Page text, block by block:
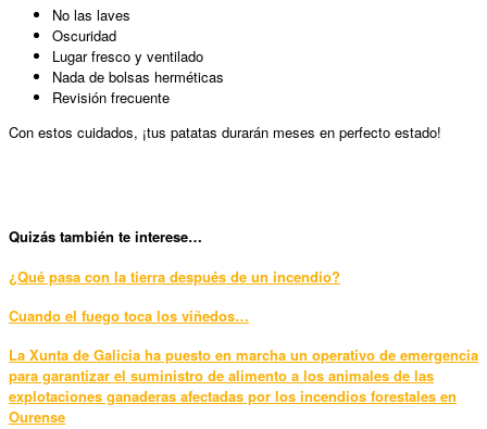
No las laves
Oscuridad
Lugar fresco y ventilado
Nada de bolsas herméticas
Revisión frecuente
Con estos cuidados, ¡tus patatas durarán meses en perfecto estado!
Quizás también te interese…
¿Qué pasa con la tierra después de un incendio?
Cuando el fuego toca los viñedos…
La Xunta de Galicia ha puesto en marcha un operativo de emergencia
para garantizar el suministro de alimento a los animales de las
explotaciones ganaderas afectadas por los incendios forestales en
Ourense